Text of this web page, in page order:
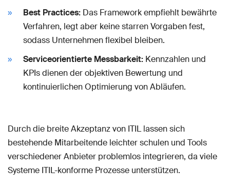
Best Practices: Das Framework empfiehlt bewährte
Verfahren, legt aber keine starren Vorgaben fest,
sodass Unternehmen flexibel bleiben.
Serviceorientierte Messbarkeit: Kennzahlen und
KPIs dienen der objektiven Bewertung und
kontinuierlichen Optimierung von Abläufen.
Durch die breite Akzeptanz von ITIL lassen sich
bestehende Mitarbeitende leichter schulen und Tools
verschiedener Anbieter problemlos integrieren, da viele
Systeme ITIL-konforme Prozesse unterstützen.